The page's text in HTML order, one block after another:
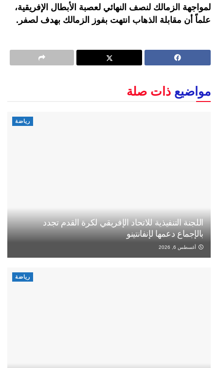
لمواجهة الزمالك لنصف النهائي لعصبة الأبطال الإفريقية،
علماً أن مقابلة الذهاب انتهت بفوز الزمالك بهدف لصفر.
مواضيع ذات صلة
رياضة
اللجنة التنفيذية للاتحاد الإفريقي لكرة القدم تجدد
بالإجماع دعمها لإنفانتينو
أغسطس 6, 2026
رياضة